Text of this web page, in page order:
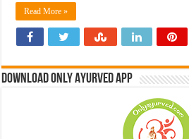
Read More »
Download Only Ayurved App